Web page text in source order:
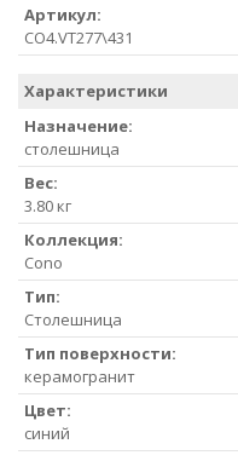
Артикул:
CO4.VT277\431
Характеристики
Назначение:
столешница
Вес:
3.80 кг
Коллекция:
Cono
Тип:
Столешница
Тип поверхности:
керамогранит
Цвет:
синий